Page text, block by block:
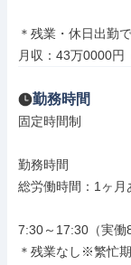
＊残業・休日出勤
月収：43万0000円
勤務時間
固定時間制
勤務時間
総労働時間：1ヶ月
7:30～17:30（実働
＊残業なし※繁忙